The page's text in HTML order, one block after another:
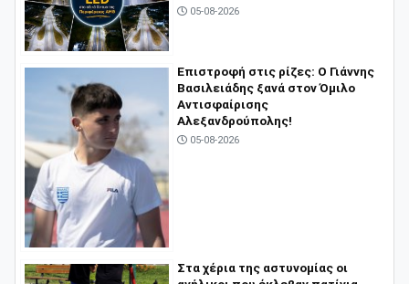
05-08-2026
Επιστροφή στις ρίζες: Ο Γιάννης
Βασιλειάδης ξανά στον Όμιλο
Αντισφαίρισης
Αλεξανδρούπολης!
05-08-2026
Στα χέρια της αστυνομίας οι